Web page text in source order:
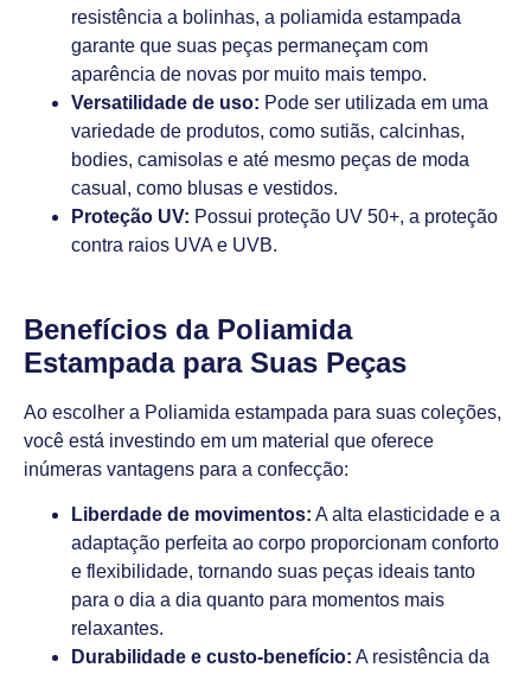
resistência a bolinhas, a poliamida estampada
garante que suas peças permaneçam com
aparência de novas por muito mais tempo.
Versatilidade de uso: Pode ser utilizada em uma
variedade de produtos, como sutiãs, calcinhas,
bodies, camisolas e até mesmo peças de moda
casual, como blusas e vestidos.
Proteção UV: Possui proteção UV 50+, a proteção
contra raios UVA e UVB.
Benefícios da Poliamida
Estampada para Suas Peças
Ao escolher a Poliamida estampada para suas coleções,
você está investindo em um material que oferece
inúmeras vantagens para a confecção:
Liberdade de movimentos: A alta elasticidade e a
adaptação perfeita ao corpo proporcionam conforto
e flexibilidade, tornando suas peças ideais tanto
para o dia a dia quanto para momentos mais
relaxantes.
Durabilidade e custo-benefício: A resistência da